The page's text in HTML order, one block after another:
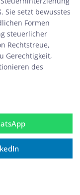
Sie setzt bewusstes
Formen
steuerlicher
Rechtstreue,
Gerechtigkeit,
des